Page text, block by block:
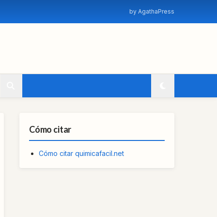
by AgathaPress
Cómo citar
Cómo citar quimicafacil.net